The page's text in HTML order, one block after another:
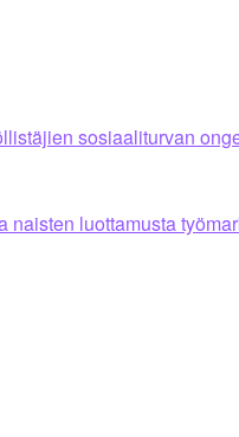
sosiaaliturvan
naisten luottamusta